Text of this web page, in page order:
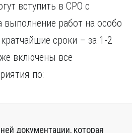
вступить в СРО с
выполнение работ на особо
сроки – за 1-2
включены все
по:
документации, которая